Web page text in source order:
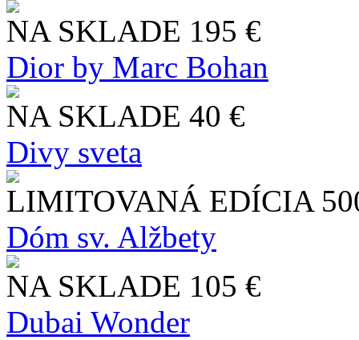
NA SKLADE 195 €
Dior by Marc Bohan
NA SKLADE 40 €
Divy sveta
LIMITOVANÁ EDÍCIA
Dóm sv. Alžbety
NA SKLADE 105 €
Dubai Wonder